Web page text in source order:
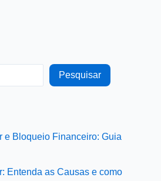
Pesquisar
e Bloqueio Financeiro: Guia
Entenda as Causas e como